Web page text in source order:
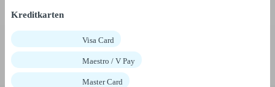
Kreditkarten
Visa Card
Maestro / V Pay
Master Card